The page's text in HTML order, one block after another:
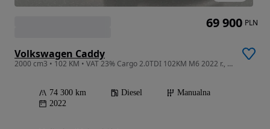
Volkswagen Caddy
2000 cm3 • 102 KM • VAT 23% Cargo 2.0TDI 102KM M6 2022 r., salon PL I właściciel
74 300 km Diesel
Manualna
2022
69 900 PLN